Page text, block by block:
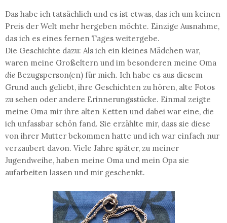
Das habe ich tatsächlich und es ist etwas, das ich um keinen
Preis der Welt mehr hergeben möchte. Einzige Ausnahme,
das ich es eines fernen Tages weitergebe.
Die Geschichte dazu: Als ich ein kleines Mädchen war,
waren meine Großeltern und im besonderen meine Oma
die Bezugsperson(en) für mich. Ich habe es aus diesem
Grund auch geliebt, ihre Geschichten zu hören, alte Fotos
zu sehen oder andere Erinnerungsstücke. Einmal zeigte
meine Oma mir ihre alten Ketten und dabei war eine, die
ich unfassbar schön fand. Sie erzählte mir, dass sie diese
von ihrer Mutter bekommen hatte und ich war einfach nur
verzaubert davon. Viele Jahre später, zu meiner
Jugendweihe, haben meine Oma und mein Opa sie
aufarbeiten lassen und mir geschenkt.